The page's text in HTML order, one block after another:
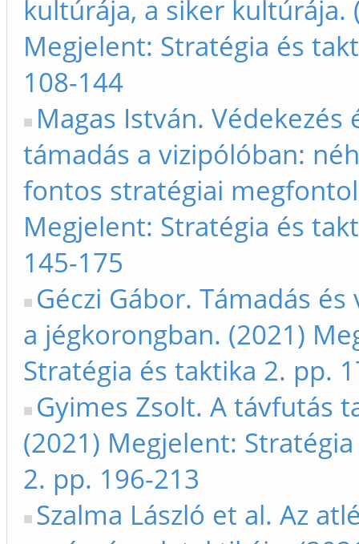
kultúrája, a siker kultúrája.
Megjelent: Stratégia és
108-144
Magas István. Védekezés
támadás a vizipólóban:
fontos stratégiai
Megjelent: Stratégia és
145-175
Géczi Gábor. Támadás és
a jégkorongban. (2021)
Stratégia és taktika 2. pp.
Gyimes Zsolt. A távfutás
(2021) Megjelent:
2. pp. 196-213
Szalma László et al. Az